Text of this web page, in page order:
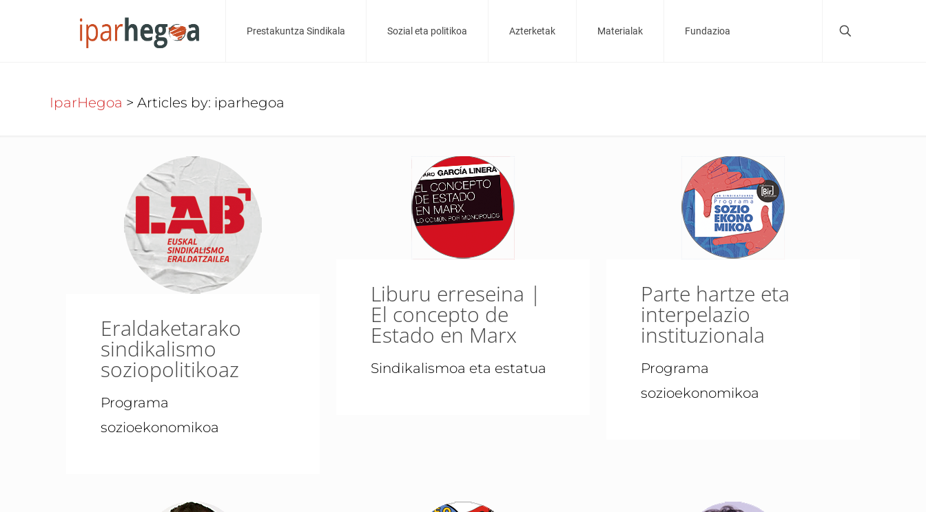
Prestakuntza Sindikala Sozial eta politikoa Azterketak Materialak Fundazioa
IparHegoa > Articles by: iparhegoa
Eraldaketarako
sindikalismo
soziopolitikoaz
Programa
sozioekonomikoa
Liburu erreseina |
El concepto de
Estado en Marx
Sindikalismoa eta estatua
Parte hartze eta
interpelazio
instituzionala
Programa
sozioekonomikoa